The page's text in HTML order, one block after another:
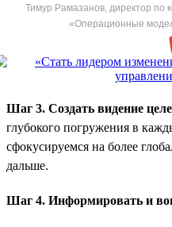
Тимур Рамазанов, директор по
«Операционные
Шаг 3. Создать видение
глубокого погружения в
сфокусируемся на более
дальше.
Шаг 4. Информировать и